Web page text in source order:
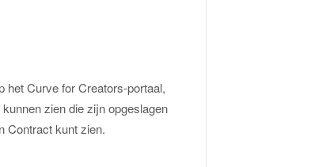
het Curve for Creators-portaal,
zien die zijn opgeslagen
Contract kunt zien.